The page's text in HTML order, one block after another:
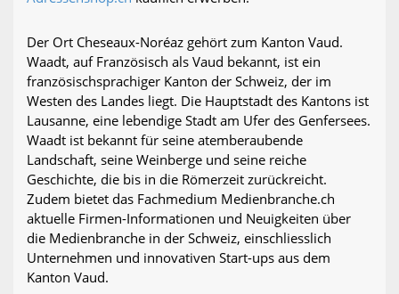
Der Ort Cheseaux-Noréaz gehört zum Kanton Vaud.
Waadt, auf Französisch als Vaud bekannt, ist ein
französischsprachiger Kanton der Schweiz, der im
Westen des Landes liegt. Die Hauptstadt des Kantons ist
Lausanne, eine lebendige Stadt am Ufer des Genfersees.
Waadt ist bekannt für seine atemberaubende
Landschaft, seine Weinberge und seine reiche
Geschichte, die bis in die Römerzeit zurückreicht.
Zudem bietet das Fachmedium Medienbranche.ch
aktuelle Firmen-Informationen und Neuigkeiten über
die Medienbranche in der Schweiz, einschliesslich
Unternehmen und innovativen Start-ups aus dem
Kanton Vaud.